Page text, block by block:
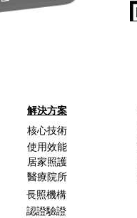
解決方案
核心技術
居家照護
醫療院所
長照機構
認證驗證
使用效能